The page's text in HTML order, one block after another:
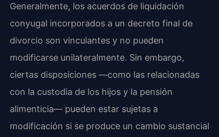
Generalmente, los acuerdos de liquidación
conyugal incorporados a un decreto final de
divorcio son vinculantes y no pueden
modificarse unilateralmente. Sin embargo,
ciertas disposiciones —como las relacionadas
con la custodia de los hijos y la pensión
alimenticia— pueden estar sujetas a
modificación si se produce un cambio sustancial